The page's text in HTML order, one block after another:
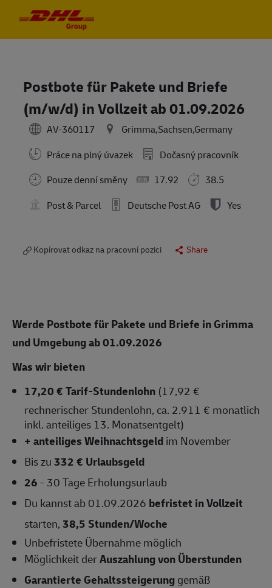
Postbote für Pakete und Briefe
(m/w/d) in Vollzeit ab 01.09.2026
AV-360117
Grimma,Sachsen,Germany
Práce na plný úvazek
Dočasný pracovník
Pouze denní směny
17.92
38.5
Post & Parcel
Deutsche Post AG Yes
Kopírovat odkaz na pracovní pozici Share
Werde Postbote für Pakete und Briefe in Grimma
und Umgebung ab 01.09.2026
Was wir bieten
17,20 € Tarif-Stundenlohn (17,92 €
rechnerischer Stundenlohn, ca. 2.911 € monatlich
inkl. anteiliges 13. Monatsentgelt)
+ anteiliges Weihnachtsgeldim November
Bis zu332 € Urlaubsgeld
26- 30 Tage Erholungsurlaub
Du kannst ab 01.09.2026 befristet in Vollzeit
starten,38,5 Stunden/Woche
Unbefristete Übernahmemöglich
Möglichkeit derAuszahlung von Überstunden
Garantierte Gehaltssteigerunggemäß